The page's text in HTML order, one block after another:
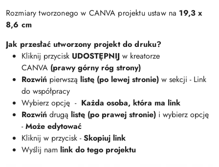
Rozmiary tworzonego w CANVA projektu ustaw na 19,3 x
8,6 cm
Jak przesłać utworzony projekt do druku?
Kliknij przycisk UDOSTĘPNIJ w kreatorze
CANVA (prawy górny róg strony)
Rozwiń pierwszą listę (po lewej stronie) w sekcji - Link
do współpracy
Wybierz opcję - Każda osoba, która ma link
Rozwiń drugą listę (po prawej stronie) i wybierz opcję
-Może edytować
Kliknij w przycisk -Skopiuj link
Wyślij nam link do tego projektu